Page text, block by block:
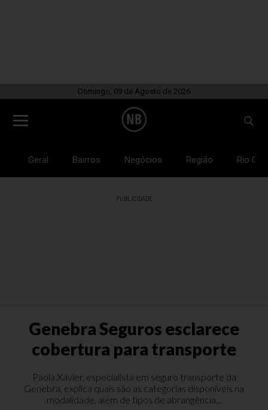
Domingo, 09 de Agosto de 2026
Geral Bairros Negócios Região Rio
PUBLICIDADE
Genebra Seguros esclarece
cobertura para transporte
Paola Xavier, especialista em seguro transporte da
Genebra, explica quais são as categorias disponíveis na
modalidade, além de tipos de abrangência...